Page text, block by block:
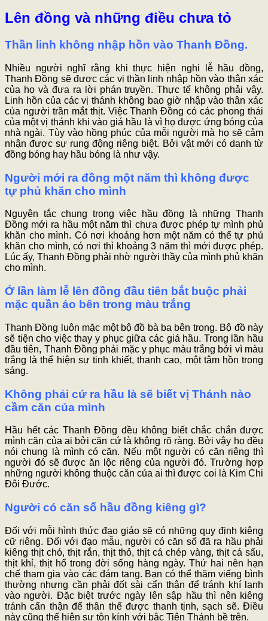
Lên đồng và những điều chưa tỏ
Thần linh không nhập hồn vào Thanh Đồng.
Nhiều người nghĩ rằng khi thực hiện nghi lễ hầu đồng,
Thanh Đồng sẽ được các vị thần linh nhập hồn vào thân xác
của họ và đưa ra lời phán truyền. Thực tế không phải vậy.
Linh hồn của các vị thánh không bao giờ nhập vào thân xác
của người trần mắt thịt. Việc Thanh Đồng có các phong thái
của một vị thánh khi vào giá hầu là vì họ được ứng bóng của
nhà ngài. Tùy vào hồng phúc của mỗi người mà họ sẽ cảm
nhận được sự rung động riêng biệt. Bởi vật mới có danh từ
đồng bóng hay hầu bóng là như vậy.
Người mới ra đồng một năm thì không được
tự phủ khăn cho mình
Nguyên tắc chung trong việc hầu đồng là những Thanh
Đồng mới ra hầu một năm thì chưa được phép tự mình phủ
khăn cho mình. Có nơi khoảng hơn một năm có thể tự phủ
khăn cho mình, có nơi thì khoảng 3 năm thì mới được phép.
Lúc ấy, Thanh Đồng phải nhờ người thầy của mình phủ khăn
cho mình.
Ở lần làm lễ lên đồng đầu tiên bắt buộc phải
mặc quần áo bên trong màu trắng
Thanh Đồng luôn mặc một bộ đồ bà ba bên trong. Bộ đồ này
sẽ tiện cho việc thay y phục giữa các giá hầu. Trong lần hầu
đầu tiên, Thanh Đồng phải mặc y phục màu trắng bởi vì màu
trắng là thể hiện sự tinh khiết, thanh cao, một tâm hồn trong
sáng.
Không phải cứ ra hầu là sẽ biết vị Thánh nào
cầm căn của mình
Hầu hết các Thanh Đồng đều không biết chắc chắn được
mình căn của ai bởi căn cứ là không rõ ràng. Bởi vậy họ đều
nói chung là mình có căn. Nếu một người có căn riêng thì
người đó sẽ được ăn lộc riêng của người đó. Trường hợp
những người không thuộc căn của ai thì được coi là Kim Chi
Đôi Đước.
Người có căn số hầu đồng kiêng gì?
Đối với mỗi hình thức đạo giáo sẽ có những quy định kiêng
cữ riêng. Đối với đạo mẫu, người có căn số đã ra hầu phải
kiêng thịt chó, thịt rắn, thịt thỏ, thịt cá chép vàng, thịt cá sấu,
thịt khỉ, thịt hổ trong đời sống hàng ngày. Thứ hai nên hạn
chế tham gia vào các đám tang. Bạn có thể thăm viếng bình
thường nhưng cần phải đốt sài cẩn thận để tránh khí lạnh
vào người. Đặc biệt trước ngày lên sập hầu thì nên kiêng
tránh cẩn thận để thân thể được thanh tịnh, sạch sẽ. Điều
này cũng thể hiện sự tôn kính với bậc Tiên Thánh bề trên.